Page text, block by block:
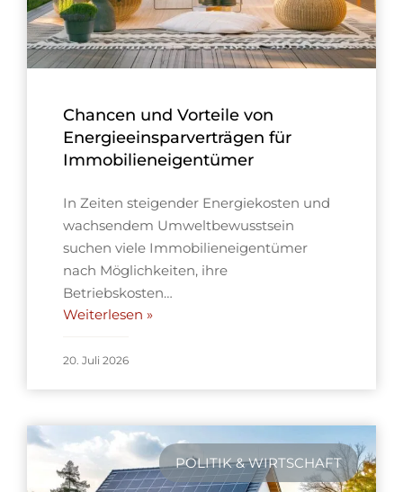
Chancen und Vorteile von
Energieeinsparverträgen für
Immobilieneigentümer
In Zeiten steigender Energiekosten und
wachsendem Umweltbewusstsein
suchen viele Immobilieneigentümer
nach Möglichkeiten, ihre
Betriebskosten…
Weiterlesen »
20. Juli 2026
POLITIK & WIRTSCHAFT